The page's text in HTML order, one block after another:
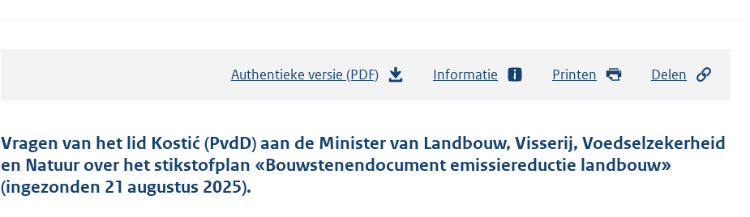
Authentieke versie (PDF)
t
a
Informatie Printen Delen
Vragen van het lid Kostić (PvdD) aan de Minister van Landbouw, Visserij, Voedselzekerheid
en Natuur over het stikstofplan «Bouwstenendocument emissiereductie landbouw»
(ingezonden 21 augustus 2025).